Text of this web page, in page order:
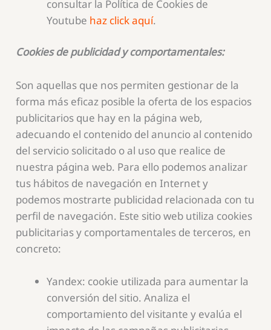
consultar la Política de Cookies de
Youtube haz click aquí.
Cookies de publicidad y comportamentales:
Son aquellas que nos permiten gestionar de la
forma más eficaz posible la oferta de los espacios
publicitarios que hay en la página web,
adecuando el contenido del anuncio al contenido
del servicio solicitado o al uso que realice de
nuestra página web. Para ello podemos analizar
tus hábitos de navegación en Internet y
podemos mostrarte publicidad relacionada con tu
perfil de navegación. Este sitio web utiliza cookies
publicitarias y comportamentales de terceros, en
concreto:
Yandex: cookie utilizada para aumentar la
conversión del sitio. Analiza el
comportamiento del visitante y evalúa el